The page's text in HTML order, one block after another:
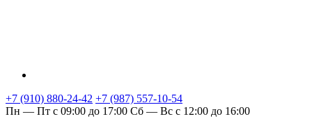
+7 (910) 880-24-42 +7 (987) 557-10-54
Пн — Пт с 09:00 до 17:00 Сб — Вс с 12:00 до 16:00